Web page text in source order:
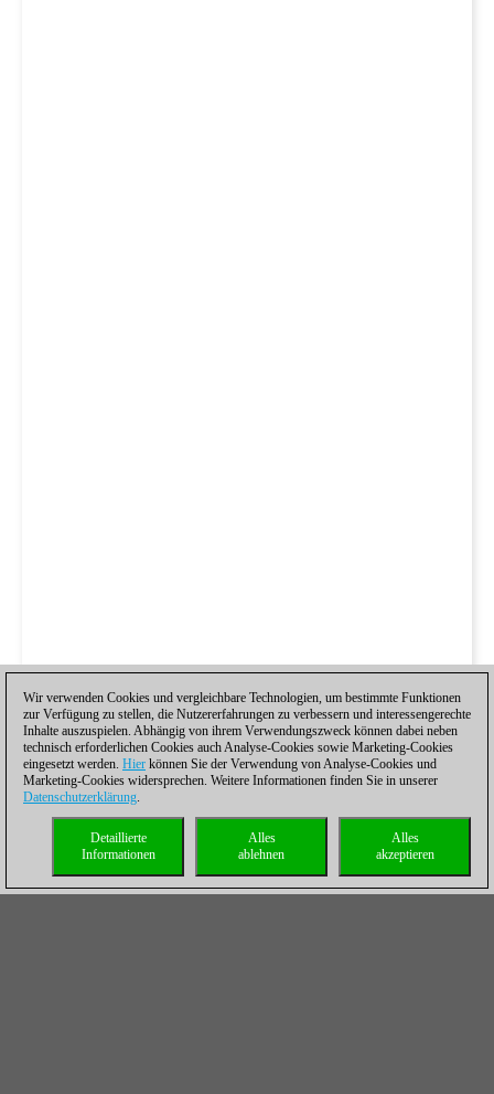
Wir verwenden Cookies und vergleichbare Technologien, um bestimmte Funktionen
zur Verfügung zu stellen, die Nutzererfahrungen zu verbessern und interessengerechte
Inhalte auszuspielen. Abhängig von ihrem Verwendungszweck können dabei neben
technisch erforderlichen Cookies auch Analyse-Cookies sowie Marketing-Cookies
eingesetzt werden. Hier können Sie der Verwendung von Analyse-Cookies und
Marketing-Cookies widersprechen. Weitere Informationen finden Sie in unserer
Datenschutzerklärung.
Alles
akzeptieren
Alles
ablehnen
Detaillierte
Informationen